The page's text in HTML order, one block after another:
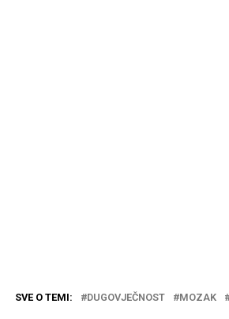
SVE O TEMI: DUGOVJEČNOST MOZAK